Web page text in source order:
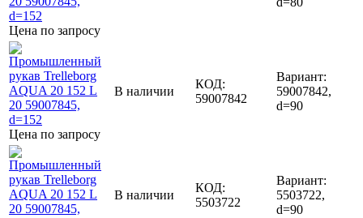
Цена по запросу
Цена по запросу
В наличии
КОД:
59007842
Вариант:
59007842,
d=90
В наличии
КОД:
5503722
Вариант:
5503722,
d=90